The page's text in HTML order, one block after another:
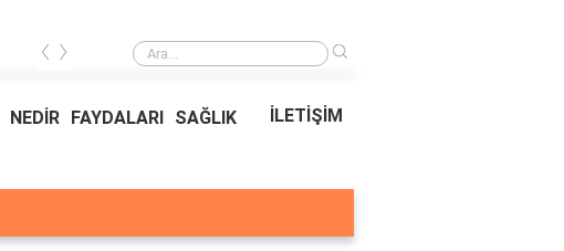
Ödeal Müşteri Hizmetleri
‹ ›
NEDİR FAYDALARI SAĞLIK İLETİŞİM